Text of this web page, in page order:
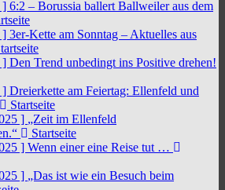
] 6:2 – Borussia ballert Ballweiler aus dem
] 3er-Kette am Sonntag – Aktuelles aus
] Den Trend unbedingt ins Positive drehen!
] Dreierkette am Feiertag: Ellenfeld und
Startseite
] „Zeit im Ellenfeld
Startseite
] Wenn einer eine Reise tut …
] „Das ist wie ein Besuch beim